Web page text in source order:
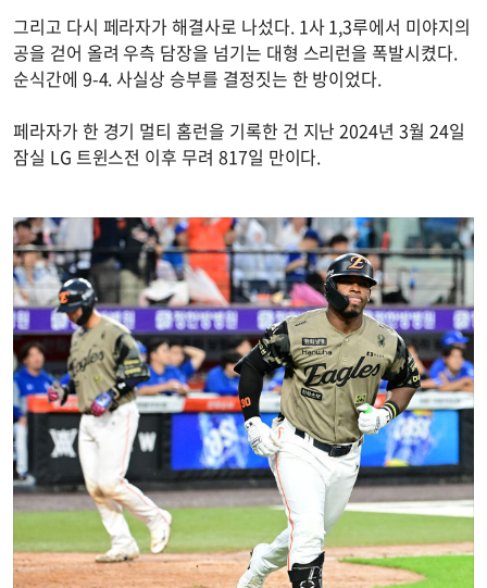
그리고 다시 페라자가 해결사로 나섰다. 1사 1,3루에서 미야지의
공을 걷어 올려 우측 담장을 넘기는 대형 스리런을 폭발시켰다.
순식간에 9-4. 사실상 승부를 결정짓는 한 방이었다.
페라자가 한 경기 멀티 홈런을 기록한 건 지난 2024년 3월 24일
잠실 LG 트윈스전 이후 무려 817일 만이다.